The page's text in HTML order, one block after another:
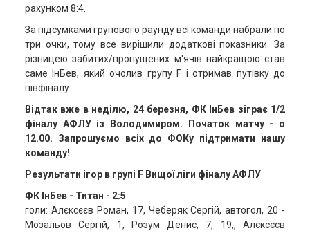
рахунком 8:4.
За підсумками групового раунду всі команди набрали по
три очки, тому все вирішили додаткові показники. За
різницею забитих/пропущених м'ячів найкращою став
саме ІнБев, який очолив групу F і отримав путівку до
півфіналу.
Відтак вже в неділю, 24 березня, ФК ІнБев зіграє 1/2
фіналу АФЛУ із Володимиром. Початок матчу - о
12.00. Запрошуємо всіх до ФОКу підтримати нашу
команду!
Результати ігор в групі F Вищої ліги фіналу АФЛУ
ФК ІнБев - Титан - 2:5
голи: Алєксєєв Роман, 17, Чеберяк Сергій, автогол, 20 -
Мозальов Сергій, 1, Розум Денис, 7, 19,, Алєксєєв